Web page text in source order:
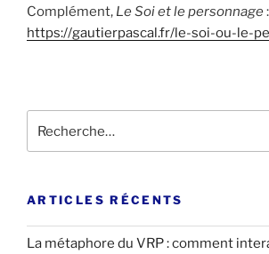
Complément, Le Soi et le personnage:
https://gautierpascal.fr/le-soi-ou-le-
pour
ARTICLES RÉCENTS
La métaphore du VRP : comment